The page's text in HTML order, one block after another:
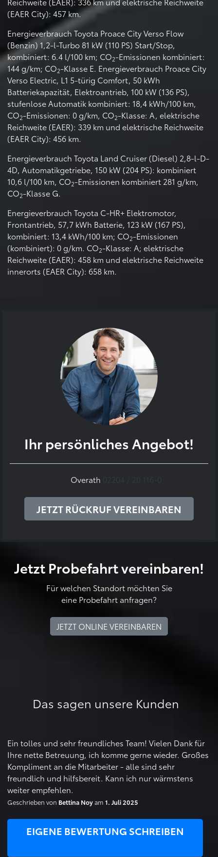
(EAER City): 457 km.
Energieverbrauch Toyota Proace City Verso Flow
(Benzin) 1,2-l-Turbo 81 kW (110 PS) Start/Stop,
kombiniert: 6.4 l/100 km; CO2-Emissionen kombiniert:
144 g/km; CO2-Klasse E. Energieverbrauch Proace City
Verso Electric, L1 5-türig Comfort, 50 kWh
Batteriekapazität, Elektroantrieb, 100 kW (136 PS),
stufenlose Automatik kombiniert: 18,4 kWh/100 km,
CO2-Emissionen: 0 g/km, CO2-Klasse: A, elektrische
Reichweite (EAER): 339 km und elektrische Reichweite
(EAER City): 456 km.
Energieverbrauch Toyota Land Cruiser (Diesel) 2,8-l-D-
4D, Automatikgetriebe, 150 kW (204 PS): kombiniert
10,6 l/100 km, CO2-Emissionen kombiniert 281 g/km,
CO2-Klasse G.
Energieverbrauch Toyota C-HR+ Elektromotor,
Frontantrieb, 57,7 kWh Batterie, 123 kW (167 PS),
kombiniert: 13,4 kWh/100 km; CO2-Emissionen
(kombiniert): 0 g/km. CO2-Klasse: A; elektrische
Reichweite (EAER): 458 km und elektrische Reichweite
innerorts (EAER City): 658 km.
Jetzt Probefahrt vereinbaren!
Für welchen Standort möchten Sie
eine Probefahrt anfragen?
JETZT ONLINE VEREINBAREN
Ihr persönliches Angebot!
Overath
JETZT RÜCKRUF VEREINBAREN
Das sagen unsere Kunden
Ein tolles und sehr freundliches Team! Vielen Dank für
Ihre nette Betreuung, ich komme gerne wieder. Großes
Kompliment an die Mitarbeiter - alle sind sehr
freundlich und hilfsbereit. Kann ich nur wärmstens
weiter empfehlen.
Geschrieben von Bettina Noyam 1. Juli 2025
EIGENE BEWERTUNG SCHREIBEN